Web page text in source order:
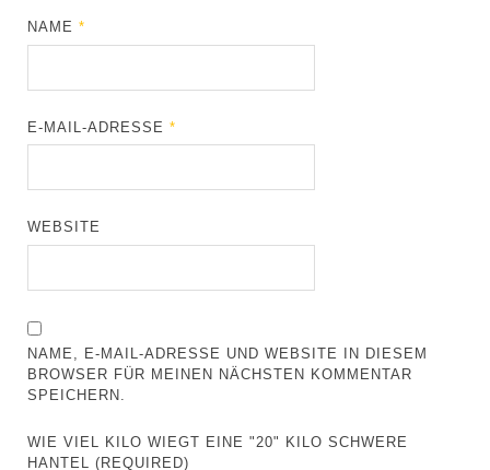
NAME*
E-MAIL-ADRESSE*
WEBSITE
NAME, E-MAIL-ADRESSE UND WEBSITE IN DIESEM
BROWSER FÜR MEINEN NÄCHSTEN KOMMENTAR
SPEICHERN.
WIE VIEL KILO WIEGT EINE "20" KILO SCHWERE
HANTEL (REQUIRED)